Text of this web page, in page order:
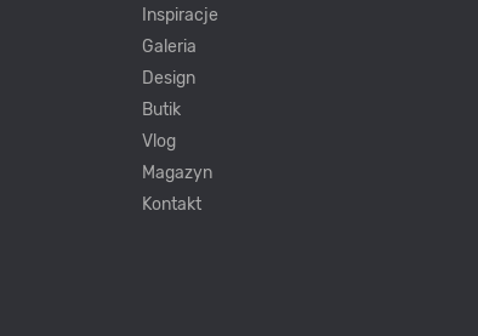
Inspiracje
Galeria
Design
Butik
Vlog
Magazyn
Kontakt